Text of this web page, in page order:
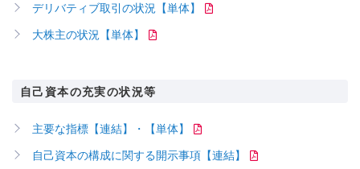
デリバティブ取引の状況【単体】
大株主の状況【単体】
自己資本の充実の状況等
主要な指標【連結】・【単体】
自己資本の構成に関する開示事項【連結】